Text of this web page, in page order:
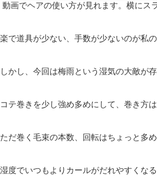
動画でヘアの使い方が見れます。横にス
楽で道具が少ない、手数が少ないのが私の
しかし、今回は梅雨という湿気の大敵が
コテ巻きを少し強め多めにして、巻き方は
ただ巻く毛束の本数、回転はちょっと多め
湿度でいつもよりカールがだれやすくなる